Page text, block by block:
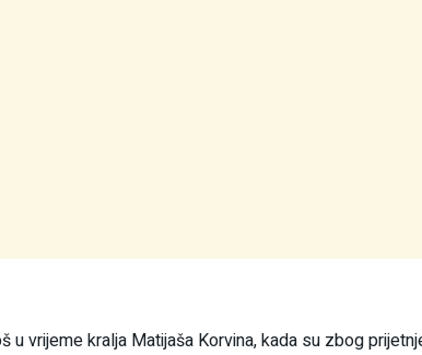
vrijeme kralja Matijaša Korvina, kada su zbog